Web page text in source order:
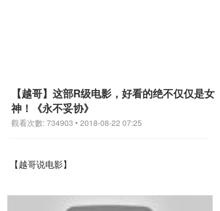
【越哥】这部R级电影，好看的绝不仅仅是女
神！《永不妥协》
觀看次數: 734903 • 2018-08-22 07:25
【越哥说电影】